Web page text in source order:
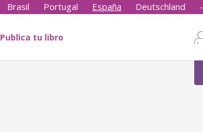
Brasil Portugal España Deutschland -
Publica tu libro